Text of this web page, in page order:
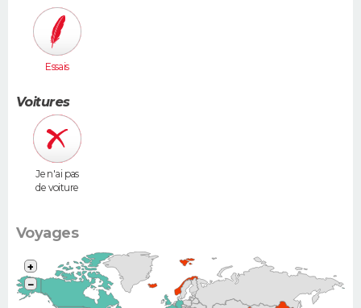
Essais
Voitures
Je n'ai pas
de voiture
Voyages
+
−